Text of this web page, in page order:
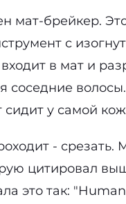
мат-брейкер.
с
в мат и
соседние
у самой
- срезать.
цитировал
это так: